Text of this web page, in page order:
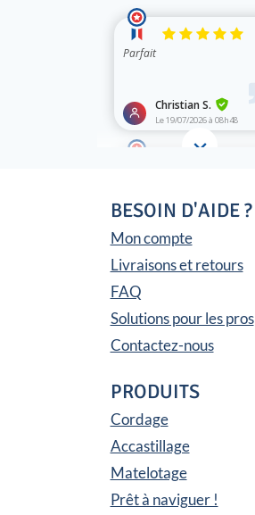
BESOIN D'AIDE ?
Mon compte
Livraisons et retours
FAQ
Solutions pour les pros
Contactez-nous
PRODUITS
Cordage
Accastillage
Matelotage
Prêt à naviguer !